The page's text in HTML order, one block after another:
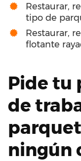
Restaurar,
tipo de
Restaurar,
flotante
Pide tu
de
ningún